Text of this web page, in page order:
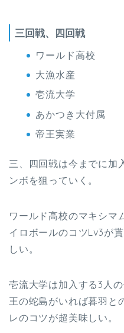
三回戦、四回戦
ワールド高校
大漁水産
壱流大学
あかつき大付属
帝王実業
三、四回戦は今までに加
ンボを狙っていく。
ワールド高校のマキシマ
イロボールのコツLv3が
しい。
壱流大学は加入する3人
王の蛇島がいれば暮羽と
レのコツが超美味しい。